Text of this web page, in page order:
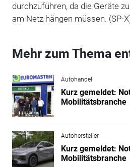
durchzuführen, da die Geräte
am Netz hängen müssen. (SP-
Mehr zum Thema
Autohandel
Kurz gemeldet:
Mobilitätsbranche
Autohersteller
Kurz gemeldet:
Mobilitätsbranche